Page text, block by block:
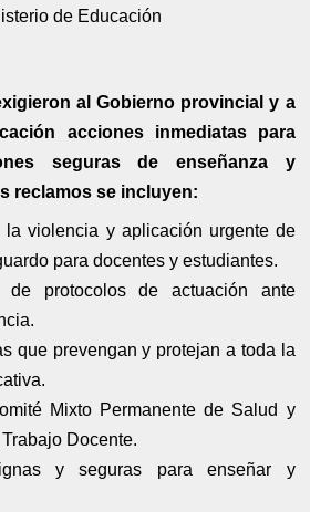
de Educación
al Gobierno provincial y a
acciones inmediatas para
seguras de enseñanza y
reclamos se incluyen:
la violencia y aplicación urgente de
para docentes y estudiantes.
de protocolos de actuación ante
que prevengan y protejan a toda la
Mixto Permanente de Salud y
Docente.
y seguras para enseñar y